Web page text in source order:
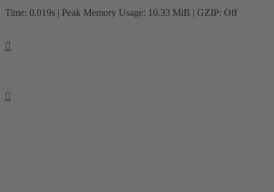
Time: 0.019s | Peak Memory Usage: 10.33 MiB | GZIP: Off